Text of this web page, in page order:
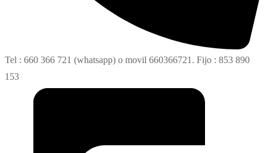
Tel : 660 366 721 (whatsapp) o movil 660366721. Fijo : 853 890
153